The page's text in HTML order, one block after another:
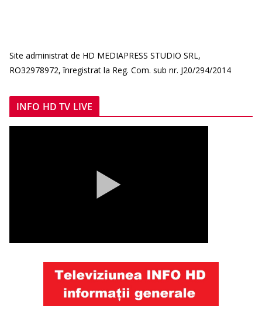
Site administrat de HD MEDIAPRESS STUDIO SRL,
RO32978972, înregistrat la Reg. Com. sub nr. J20/294/2014
INFO HD TV LIVE